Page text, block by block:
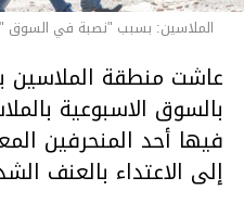
الملاسين: بسبب "نصبة في
عاشت منطقة
بالسوق الاسبوعية
فيها أحد المنحرفين
إلى الاعتداء بالعنف